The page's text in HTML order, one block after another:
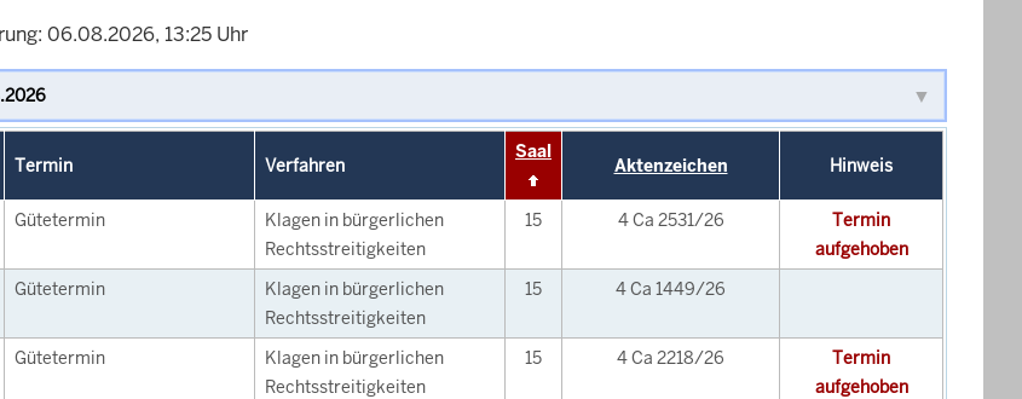
06.08.2026, 13:25 Uhr
Termin Verfahren
Saal
Aktenzeichen Hinweis
Gütetermin
Klagen in bürgerlichen
Rechtsstreitigkeiten
15 4 Ca 2531/26
Termin
aufgehoben
Gütetermin
Klagen in bürgerlichen
Rechtsstreitigkeiten
15 4 Ca 1449/26
Gütetermin
Klagen in bürgerlichen
Rechtsstreitigkeiten
15 4 Ca 2218/26
Termin
aufgehoben